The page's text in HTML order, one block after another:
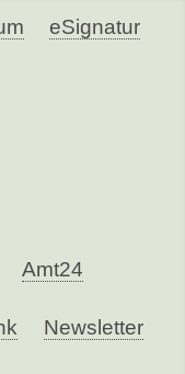
eSignatur
Amt24
Newsletter